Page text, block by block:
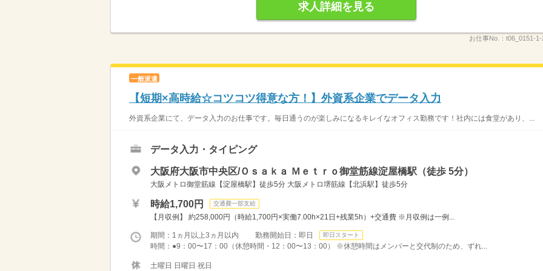
求人詳細を見る
お仕事No.： t06_0151-
一般派遣
【短期×高時給☆コツコツ得意な方！】外資系企業でデータ入力
外資系企業にて、データ入力のお仕事です。毎日通うのが楽しみになるキレイなオフィス勤務です！社内には食堂があり、...
データ入力・タイピング
大阪府大阪市中央区/Ｏｓａｋａ Ｍｅｔｒｏ御堂筋線淀屋橋駅（徒歩 5分）
大阪メトロ御堂筋線【淀屋橋駅】徒歩5分 大阪メトロ堺筋線【北浜駅】徒歩5分
時給1,700円 交通費一部支給
【月収例】 約258,000円（時給1,700円×実働7.00h×21日+残業5h）+交通費 ※月収例は一例...
期間：1ヵ月以上3ヵ月以内 勤務開始日：即日 即日スタート
時間：●9：00〜17：00（休憩時間・12：00〜13：00） ※休憩時間はメンバーと交代制のため、ずれ...
土曜日 日曜日 祝日